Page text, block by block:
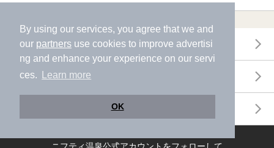
By using our services, you agree that we and
our partners use cookies to improve advertisi
ng and enhance your experience on our servi
ces.
Learn more
OK
年間温泉ランキング
月間温泉ランキング
ニフティ温泉公式アカウントをフォローして